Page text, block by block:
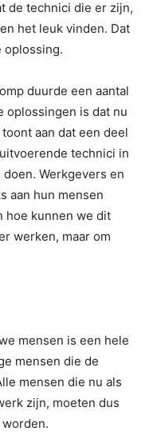
de technici die er zijn,
het leuk vinden. Dat
oplossing.
duurde een aantal
oplossingen is dat nu
aan dat een deel
technici in
Werkgevers en
aan hun mensen
hoe kunnen we dit
werken, maar om
mensen is een hele
mensen die de
mensen die nu als
zijn, moeten dus